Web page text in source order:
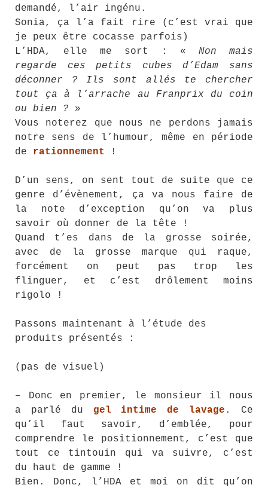
demandé, l’air ingénu.
Sonia, ça l’a fait rire (c’est vrai que
je peux être cocasse parfois)
L’HDA, elle me sort : « Non mais
regarde ces petits cubes d’Edam sans
déconner ? Ils sont allés te chercher
tout ça à l’arrache au Franprix du coin
ou bien ? »
Vous noterez que nous ne perdons jamais
notre sens de l’humour, même en période
de rationnement !
D’un sens, on sent tout de suite que ce
genre d’évènement, ça va nous faire de
la note d’exception qu’on va plus
savoir où donner de la tête !
Quand t’es dans de la grosse soirée,
avec de la grosse marque qui raque,
forcément on peut pas trop les
flinguer, et c’est drôlement moins
rigolo !
Passons maintenant à l’étude des
produits présentés :
(pas de visuel)
– Donc en premier, le monsieur il nous
a parlé du gel intime de lavage . Ce
qu’il faut savoir, d’emblée, pour
comprendre le positionnement, c’est que
tout ce tintouin qui va suivre, c’est
du haut de gamme !
Bien. Donc, l’HDA et moi on dit qu’on